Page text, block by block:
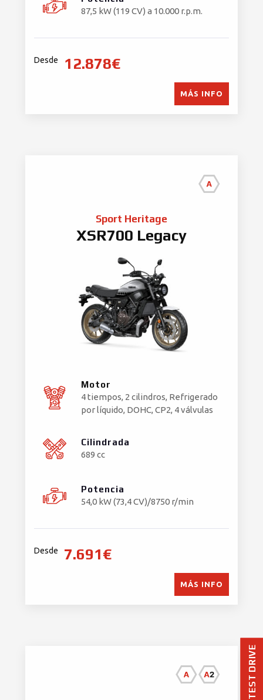
87,5 kW (119 CV) a 10.000 r.p.m.
Desde 12.878€
MÁS INFO
Sport Heritage
XSR700 Legacy
Motor
4 tiempos, 2 cilindros, Refrigerado
por líquido, DOHC, CP2, 4 válvulas
Cilindrada
689 cc
Potencia
54,0 kW (73,4 CV)/8750 r/min
Desde 7.691€
MÁS INFO
TEST DRIVE